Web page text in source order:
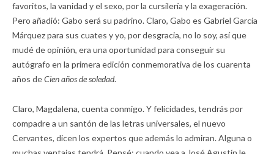
favoritos, la vanidad y el sexo, por la cursilería y la exageración.
Pero añadió: Gabo será su padrino. Claro, Gabo es Gabriel García
Márquez para sus cuates y yo, por desgracia, no lo soy, así que
mudé de opinión, era una oportunidad para conseguir su
autógrafo en la primera edición conmemorativa de los cuarenta
años deCien años de soledad.
Claro, Magdalena, cuenta conmigo. Y felicidades, tendrás por
compadre a un santón de las letras universales, el nuevo
Cervantes, dicen los expertos que además lo admiran. Alguna o